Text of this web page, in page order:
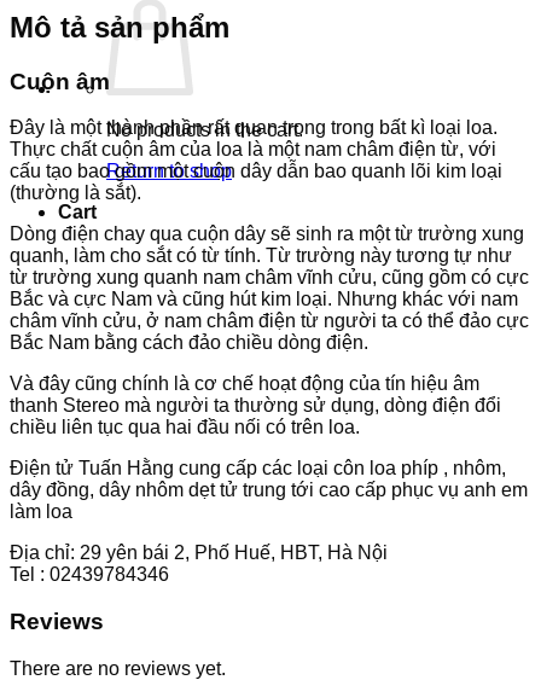
No products in the cart.
Return to shop
Cart
Mô tả sản phẩm
Cuộn âm
Đây là một thành phần rất quan trọng trong bất kì loại loa.
Thực chất cuộn âm của loa là một nam châm điện từ, với
cấu tạo bao gồm một cuộn dây dẫn bao quanh lõi kim loại
(thường là sắt).
Dòng điện chay qua cuộn dây sẽ sinh ra một từ trường xung
quanh, làm cho sắt có từ tính. Từ trường này tương tự như
từ trường xung quanh nam châm vĩnh cửu, cũng gồm có cực
Bắc và cực Nam và cũng hút kim loại. Nhưng khác với nam
châm vĩnh cửu, ở nam châm điện từ người ta có thể đảo cực
Bắc Nam bằng cách đảo chiều dòng điện.
Và đây cũng chính là cơ chế hoạt động của tín hiệu âm
thanh Stereo mà người ta thường sử dụng, dòng điện đổi
chiều liên tục qua hai đầu nối có trên loa.
Điện tử Tuấn Hằng cung cấp các loại côn loa phíp , nhôm,
dây đồng, dây nhôm dẹt tử trung tới cao cấp phục vụ anh em
làm loa
Địa chỉ: 29 yên bái 2, Phố Huế, HBT, Hà Nội
Tel : 02439784346
Reviews
There are no reviews yet.